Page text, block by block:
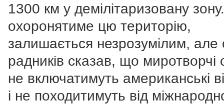
1300 км у демілітаризовану
охоронятиме цю територію,
залишається незрозумілим, але
радників сказав, що миротворчі
не включатимуть американські
і не походитимуть від